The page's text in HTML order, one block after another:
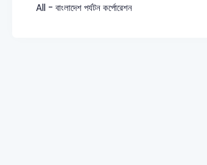
All - বাংলাদেশ পর্যটন কর্পোরেশন